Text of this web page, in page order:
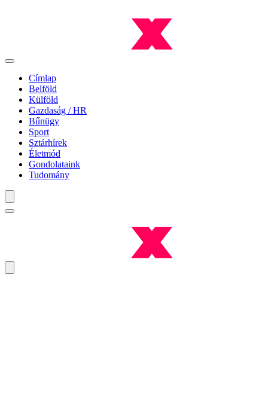
Címlap
Belföld
Külföld
Gazdaság / HR
Bűnügy
Sport
Sztárhírek
Életmód
Gondolataink
Tudomány